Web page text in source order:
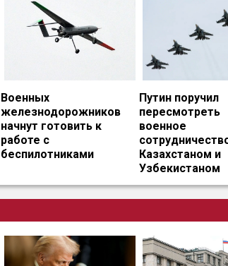
Военных
железнодорожников
начнут готовить к
работе с
беспилотниками
Путин поручил
пересмотреть
военное
Казахстаном и
Узбекистаном